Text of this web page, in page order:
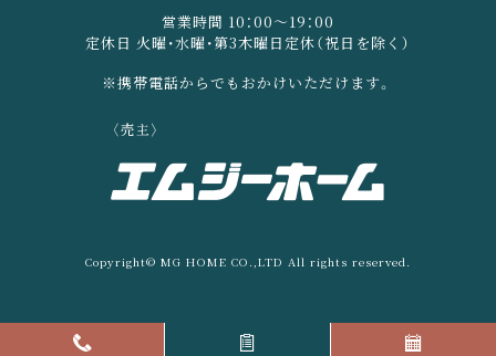
営業時間 10：00〜19：00
定休日 火曜・水曜・第3木曜日定休（祝日を除く）
※携帯電話からでもおかけいただけます。
Copyright© MG HOME CO.,LTD All rights reserved.